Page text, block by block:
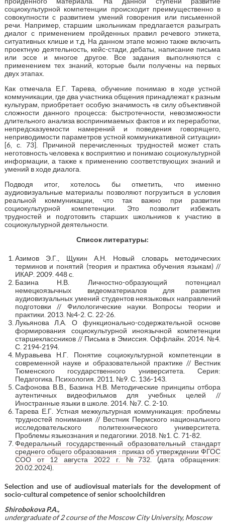
социокультурной компетенции происходит преимущественно в
совокупности с развитием умений говорения или письменной
речи. Например, старшим школьникам предлагается разыграть
диалог с применением пройденных правил речевого этикета,
ситуативных клише и т.д. На данном этапе можно также включить
проектную деятельность, кейс-стади, дебаты, написание письма
или эссе и многое другое. Все задания выполняются с
применением тех знаний, которые были получены на первых
двух этапах.
Как отмечала Е.Г. Тарева, обучение понимаю в ходе устной
коммуникации, где два участника общения принадлежат к разным
культурам, приобретает особую значимость «в силу объективной
сложности данного процесса: быстротечности, невозможности
длительного анализа воспринимаемых фактов и их переработки,
непредсказуемости намерений и поведения говорящего,
неприводимости параметров устной коммуникативной ситуации»
[6, с. 73]. Причиной перечисленных трудностей может стать
неготовность человека к восприятию и понимаю социокультурной
информации, а также к применению соответствующих знаний и
умений в ходе диалога.
Подводя итог, хотелось бы отметить, что именно
аудиовизуальные материалы позволяют погрузиться в условия
реальной коммуникации, что так важно при развитии
социокультурной компетенции. Это позволит избежать
трудностей и подготовить старших школьников к участию в
социокультурной деятельности.
Список литературы:
Азимов Э.Г., Щукин А.Н. Новый словарь методических
терминов и понятий (теория и практика обучения языкам) //
ИКАР. 2009. 448 с.
Базина Н.В. Личностно-образующий потенциал
немецкоязычных видеоматериалов для развития
аудиовизуальных умений студентов неязыковых направлений
подготовки // Филологические науки. Вопросы теории и
практики. 2013. №4-2. С. 22-26.
Лукьянова Л.А. О функционально-содержательной основе
формирования социокультурной иноязычной компетенции
старшеклассников // Письма в Эмиссия. Оффлайн. 2014. №4.
С. 2194-2194.
Муравьева Н.Г. Понятие социокультурной компетенции в
современной науке и образовательной практике // Вестник
Тюменского государственного университета. Серия:
Педагогика. Психология. 2011. №9. С. 136-143.
Сафонова В.В., Базина Н.В. Методические принципы отбора
аутентичных видеофильмов для учебных целей //
Иностранные языки в школе. 2014. №7. С. 2-10.
Тарева Е.Г. Устная межкультурная коммуникация: проблемы
трудностей понимания // Вестник Пермского национального
исследовательского политехнического университета.
Проблемы языкознания и педагогики. 2018. №1. С. 71-82.
Федеральный государственный образовательный стандарт
среднего общего образования : приказ об утверждении ФГОС
СОО от 12 августа 2022 г. №732. (дата обращения:
20.02.2024).
Selection and use of audiovisual materials for the development of
socio-cultural competence of senior schoolchildren
Shirobokova P.A.,
undergraduate of 2 course of the Moscow City University, Moscow